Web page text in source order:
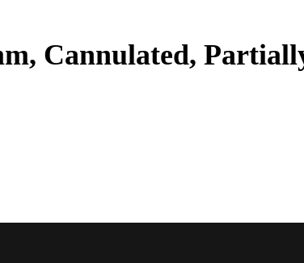
Cannulated,